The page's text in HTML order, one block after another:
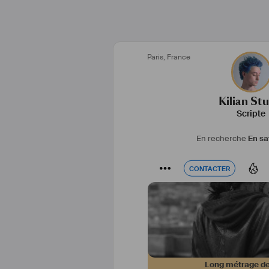
Paris, France
Kilian
Scripte
En recherche En
CONTACTER
CONTACTER
Long métrage